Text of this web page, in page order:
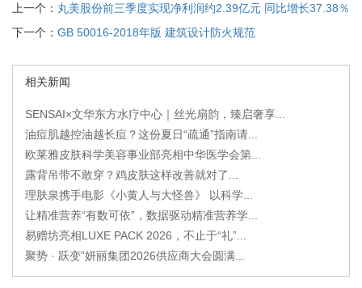
上一个： 丸美股份前三季度实现净利润约2.39亿元 同比增长37.38％
下一个： GB 50016-2018年版 建筑设计防火规范
相关新闻
SENSAI×文华东方水疗中心｜丝光扇韵，臻启奢享...
油痘肌越控油越长痘？这份夏日“疏通”指南请...
欧莱雅皮肤科学美容事业部亮相中华医学会第...
露背吊带不敢穿？鸡皮肤这样改善就对了...
理肤泉携手电影《小黄人与大怪兽》 以科学...
让精准营养“有数可依”，数据驱动精准营养学...
易赠坊亮相LUXE PACK 2026，不止于“礼”...
聚势 · 跃变”妍丽集团2026供应商大会圆满...